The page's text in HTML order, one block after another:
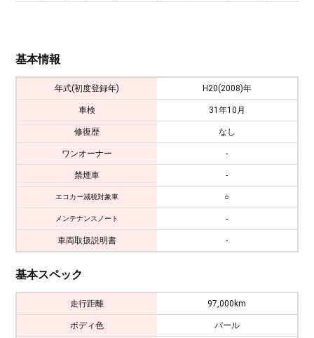
基本情報
年式(初度登録年) H20(2008)年
車検 31年10月
修復歴 なし
ワンオーナー -
禁煙車 -
エコカー減税対象車 ○
メンテナンスノート -
車両取扱説明書 -
基本スペック
走行距離 97,000km
ボディ色 パール